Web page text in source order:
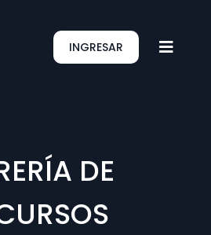
INGRESAR
DE